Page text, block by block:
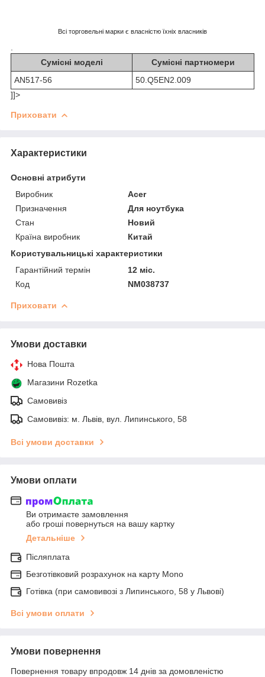
Всі торговельні марки є власністю їхніх власників
Сумісні моделі
Сумісні партномери
AN517-56
50.Q5EN2.009
]]>
Приховати
Характеристики
Основні атрибути
Виробник
Acer
Призначення
Для ноутбука
Стан
Новий
Країна виробник
Китай
Користувальницькі характеристики
Гарантійний термін
12 міс.
Код
NM038737
Приховати
Умови доставки
Нова Пошта
Магазини Rozetka
Самовивіз
Самовивіз: м. Львів, вул. Липинського, 58
Всі умови доставки
Умови оплати
Ви отримаєте замовлення
або гроші повернуться на вашу картку
Детальніше
Післяплата
Безготівковий розрахунок на карту Mono
Готівка (при самовивозі з Липинського, 58 у Львові)
Всі умови оплати
Умови повернення
Повернення товару впродовж 14 днів за домовленістю